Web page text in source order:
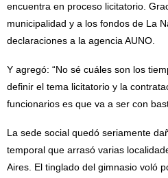
encuentra en proceso licitatorio.
municipalidad y a los fondos de La
declaraciones a la agencia AUNO.
Y agregó: “No sé cuáles son los
definir el tema licitatorio y la
funcionarios es que va a ser con
La sede social quedó seriamente
temporal que arrasó varias
Aires. El tinglado del gimnasio voló